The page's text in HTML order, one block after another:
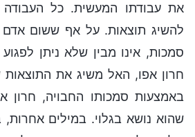
את עבודתו המעשית. כל העבודה
להשיג תוצאות. על אף ששום אדם
סמכות, אינו מבין שלא ניתן
חרון אפו, האל משיג את התוצאות
באמצעות סמכותו החבויה, חרון
שהוא נושא בגלוי. במילים אחרות,